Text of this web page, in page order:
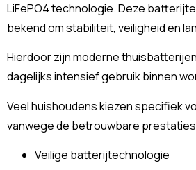
LiFePO4 technologie. Deze
bekend om stabiliteit, veiligheid en
Hierdoor zijn moderne
dagelijks intensief gebruik binnen
Veel huishoudens kiezen specifiek
vanwege de betrouwbare
Veilige batterijtechnologie